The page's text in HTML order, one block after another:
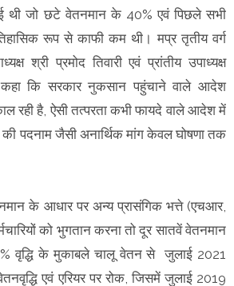
थी जो छटे वेतनमान के 40% एवं पिछले सभी
रूप से काफी कम थी। मप्र तृतीय वर्ग
श्री प्रमोद तिवारी एवं प्रांतीय उपाध्यक्ष
कहा कि सरकार नुकसान पहुंचाने वाले आदेश
रही है, ऐसी तत्परता कभी फायदे वाले आदेश में
की पदनाम जैसी अनार्थिक मांग केवल घोषणा तक
के आधार पर अन्य प्रासंगिक भत्ते (एचआर,
को भुगतान करना तो दूर सातवें वेतनमान
वृद्धि के मुकाबले चालू वेतन से जुलाई 2021
एवं एरियर पर रोक, जिसमें जुलाई 2019